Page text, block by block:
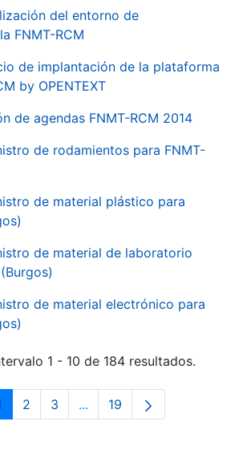
del entorno de
FNMT-RCM
de implantación de la plataforma
by OPENTEXT
de agendas FNMT-RCM 2014
de rodamientos para FNMT-
de material plástico para
de material de laboratorio
de material electrónico para
1 - 10 de 184 resultados.
PáginaPágina
2 Página
3 ...Páginas intermedias Use
Página
19